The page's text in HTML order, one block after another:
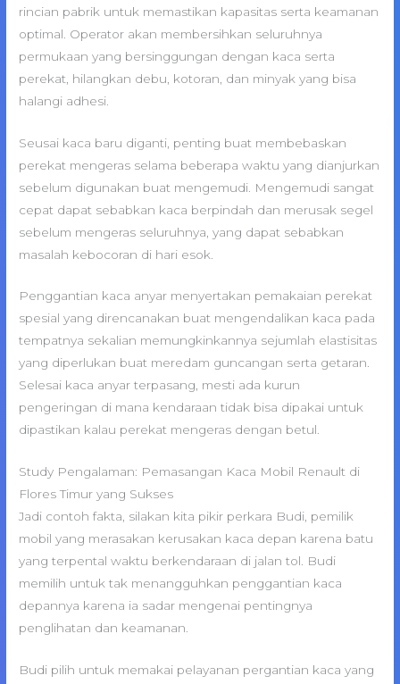
rincian pabrik untuk memastikan kapasitas serta keamanan
optimal. Operator akan membersihkan seluruhnya
permukaan yang bersinggungan dengan kaca serta
perekat, hilangkan debu, kotoran, dan minyak yang bisa
halangi adhesi.
Seusai kaca baru diganti, penting buat membebaskan
perekat mengeras selama beberapa waktu yang dianjurkan
sebelum digunakan buat mengemudi. Mengemudi sangat
cepat dapat sebabkan kaca berpindah dan merusak segel
sebelum mengeras seluruhnya, yang dapat sebabkan
masalah kebocoran di hari esok.
Penggantian kaca anyar menyertakan pemakaian perekat
spesial yang direncanakan buat mengendalikan kaca pada
tempatnya sekalian memungkinkannya sejumlah elastisitas
yang diperlukan buat meredam guncangan serta getaran.
Selesai kaca anyar terpasang, mesti ada kurun
pengeringan di mana kendaraan tidak bisa dipakai untuk
dipastikan kalau perekat mengeras dengan betul.
Study Pengalaman: Pemasangan Kaca Mobil Renault di
Flores Timur yang Sukses
Jadi contoh fakta, silakan kita pikir perkara Budi, pemilik
mobil yang merasakan kerusakan kaca depan karena batu
yang terpental waktu berkendaraan di jalan tol. Budi
memilih untuk tak menangguhkan penggantian kaca
depannya karena ia sadar mengenai pentingnya
penglihatan dan keamanan.
Budi pilih untuk memakai pelayanan pergantian kaca yang